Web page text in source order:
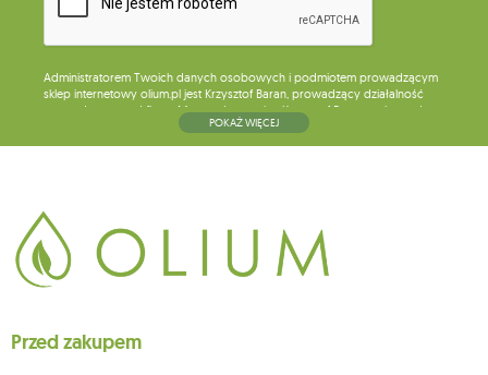
Administratorem Twoich danych osobowych i podmiotem prowadzącym
sklep internetowy olium.pl jest Krzysztof Baran, prowadzący działalność
gospodarczą pod firmą: Mouton Interactive Krzysztof Baran wpisaną do
Centralnej Ewidencji i Informacji o Działalności Gospodarczej, adres
głównego miejsca wykonywania działalności w Siedlcach, ul. Starowiejska
Dane będą przetwarzane w celu wysyłki newslettera i przechowywane do
chwili rezygnacji z subskrypcji.
Przysługuje Ci prawo do żądania dostępu do swoich danych osobowych,
ich sprostowania, usunięcia, ograniczenia przetwarzania, wniesienia
sprzeciwu wobec przetwarzania swoich danych oraz prawo do
którego dokonano na podstawie zgody przed jej cofnięciem. W tym celu
możesz kontaktować się z działem obsługi klienta Mouton Interactive pod
POKAŻ WIĘCEJ
Przed zakupem